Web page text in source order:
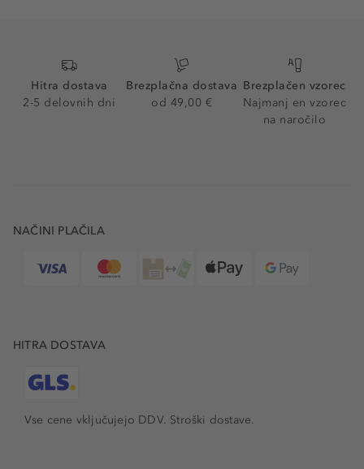
Hitra dostava
2-5 delovnih dni
Brezplačna dostava
od 49,00 €
Brezplačen vzorec
Najmanj en vzorec
na naročilo
NAČINI PLAČILA
HITRA DOSTAVA
Vse cene vključujejo DDV. Stroški dostave.